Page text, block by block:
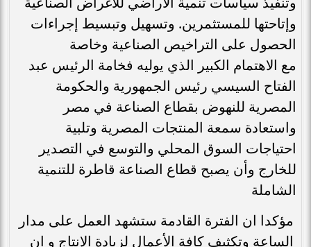
وإتاحتها للمستثمرين. وتسهيل وتبسيط إجراءات
الحصول على التراخيص الصناعية وخاصة
مع الاهتمام الكبير الذي يوليه فخامة الرئيس عبد
الفتاح السيسي رئيس الجمهورية والحكومة
المصرية للنهوض بقطاع الصناعة في مصر
واستعادة سمعة المنتجات المصرية وتلبية
احتياجات السوق المحلي والتوسع في التصدير
للخارج وأن يصبح قطاع الصناعة قاطرة للتنمية
الشاملة
مؤكدا ان الفترة القادمة ستشهد العمل على مدار
الساعة وتكثيف كافة الأعمال لزيادة الإنتاج و ان